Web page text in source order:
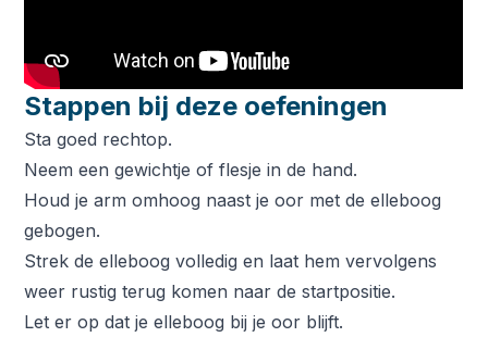
Stappen bij deze oefeningen
Sta goed rechtop.
Neem een gewichtje of flesje in de hand.
Houd je arm omhoog naast je oor met de elleboog
gebogen.
Strek de elleboog volledig en laat hem vervolgens
weer rustig terug komen naar de startpositie.
Let er op dat je elleboog bij je oor blijft.